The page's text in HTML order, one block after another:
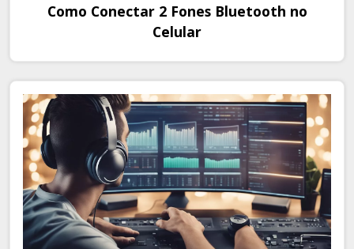
Como Conectar 2 Fones Bluetooth no
Celular